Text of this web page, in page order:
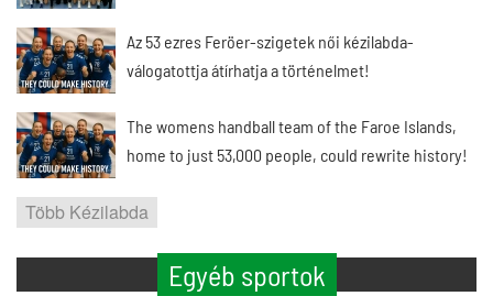
Az 53 ezres Feröer-szigetek női kézilabda-
válogatottja átírhatja a történelmet!
The womens handball team of the Faroe Islands,
home to just 53,000 people, could rewrite history!
Több Kézilabda
Egyéb sportok